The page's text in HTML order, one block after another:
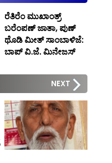
ರೆತಿರೆಂ ಮುಖಾಂತ್ರ್
ಬರೆಂಪಣ್ ಜಾತಾ, ಪುಣ್
ಥೊಡಿ ಮೀತ್ ಸಾಂಬಾಳಿಜೆ:
ಬಾಪ್ ವಿ.ಜೆ. ಮಿನೇಜಸ್
NEXT